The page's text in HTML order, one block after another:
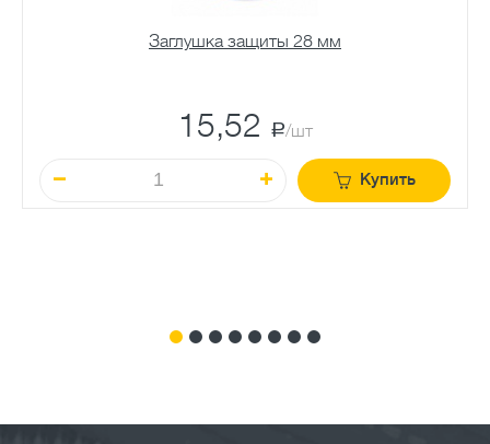
Заглушка защиты 28 мм
15,52 a/шт
Купить